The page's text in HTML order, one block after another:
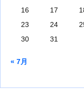
16
17
23
24
30
31
« 7月